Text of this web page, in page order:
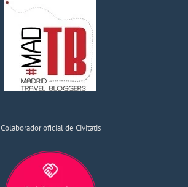
Colaborador oficial de Civitatis